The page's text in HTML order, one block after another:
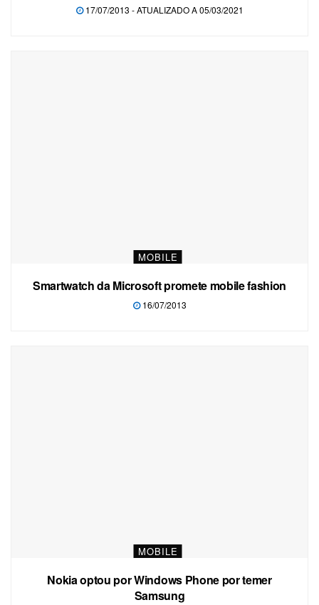
17/07/2013 - ATUALIZADO A 05/03/2021
MOBILE
Smartwatch da Microsoft promete mobile fashion
16/07/2013
MOBILE
Nokia optou por Windows Phone por temer
Samsung